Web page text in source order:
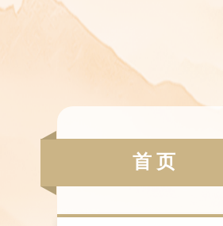
首 页